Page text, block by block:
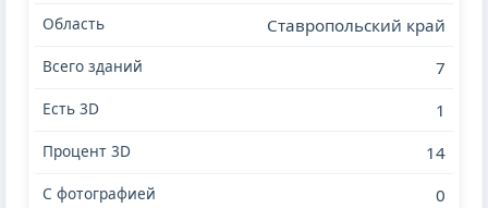
Ставропольский край
7
1
14
0